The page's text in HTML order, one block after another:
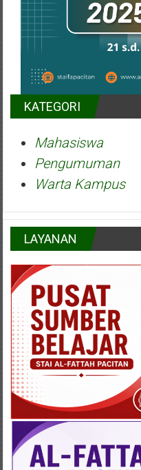
KATEGORI
Mahasiswa
Pengumuman
Warta Kampus
LAYANAN